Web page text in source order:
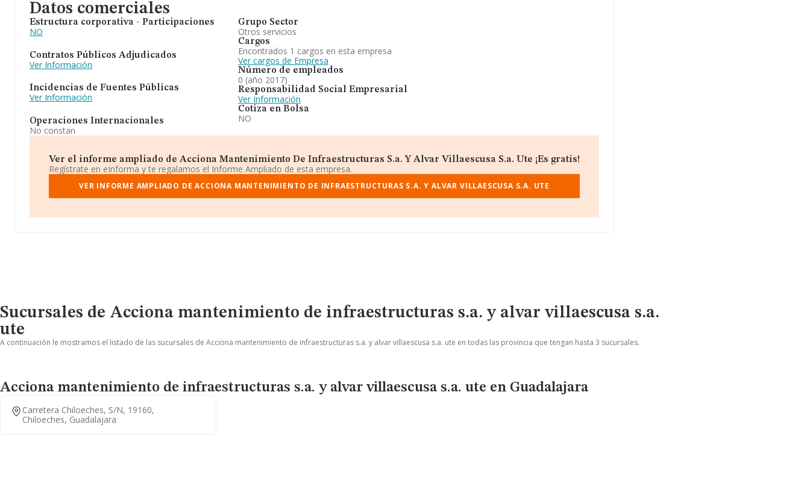
Datos comerciales
Estructura corporativa - Participaciones
NO
Contratos Públicos Adjudicados
Ver Información
Incidencias de Fuentes Públicas
Ver Información
Operaciones Internacionales
No constan
Grupo Sector
Otros servicios
Cargos
Encontrados 1 cargos en esta empresa
Ver cargos de Empresa
Número de empleados
0 (año 2017)
Responsabilidad Social Empresarial
Ver Información
Cotiza en Bolsa
NO
Ver el informe ampliado de Acciona Mantenimiento De Infraestructuras S.a. Y Alvar Villaescusa S.a. Ute ¡Es gratis!
Regístrate en eInforma y te regalamos el Informe Ampliado de esta empresa.
VER INFORME AMPLIADO DE ACCIONA MANTENIMIENTO DE INFRAESTRUCTURAS S.A. Y ALVAR VILLAESCUSA S.A. UTE
Sucursales de Acciona mantenimiento de infraestructuras s.a. y alvar villaescusa s.a.
ute
A continuación le mostramos el listado de las sucursales de Acciona mantenimiento de infraestructuras s.a. y alvar villaescusa s.a. ute en todas las provincia que tengan hasta 3 sucursales.
Acciona mantenimiento de infraestructuras s.a. y alvar villaescusa s.a. ute en Guadalajara
Carretera Chiloeches, S/n, 19160,
Chiloeches, Guadalajara